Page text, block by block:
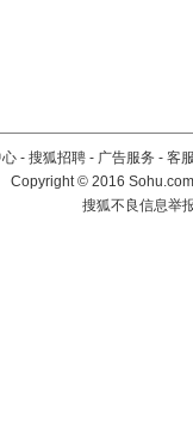
- 搜狐招聘 - 广告服务 - 客
Copyright©2016
搜狐不良信息举